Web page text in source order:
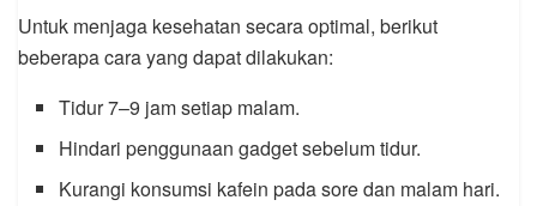
Untuk menjaga kesehatan secara optimal, berikut
beberapa cara yang dapat dilakukan:
Tidur 7–9 jam setiap malam.
Hindari penggunaan gadget sebelum tidur.
Kurangi konsumsi kafein pada sore dan malam hari.